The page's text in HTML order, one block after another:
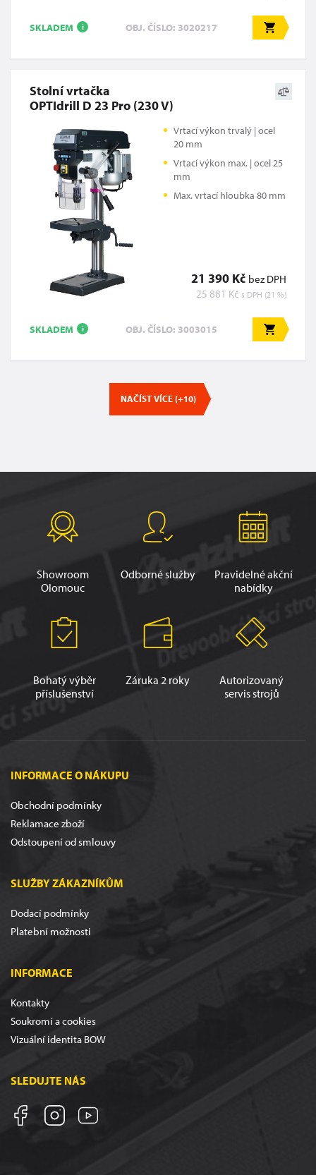
SKLADEM i OBJ. ČÍSLO: 3020217
Stolní vrtačka
OPTIdrill D 23 Pro (230 V)
Vrtací výkon trvalý | ocel
20 mm
Vrtací výkon max. | ocel 25
mm
Max. vrtací hloubka 80 mm
21 390 Kč bez DPH
25 881 Kč s DPH (21 %)
SKLADEM i OBJ. ČÍSLO: 3003015
NAČÍST VÍCE (+10)
Showroom
Olomouc
Odborné služby
Pravidelné akční
nabídky
Bohatý výběr
příslušenství
Záruka 2 roky
Autorizovaný
servis strojů
INFORMACE O NÁKUPU
Obchodní podmínky
Reklamace zboží
Odstoupení od smlouvy
SLUŽBY ZÁKAZNÍKŮM
Dodací podmínky
Platební možnosti
INFORMACE
Kontakty
Soukromí a cookies
Vizuální identita BOW
SLEDUJTE NÁS